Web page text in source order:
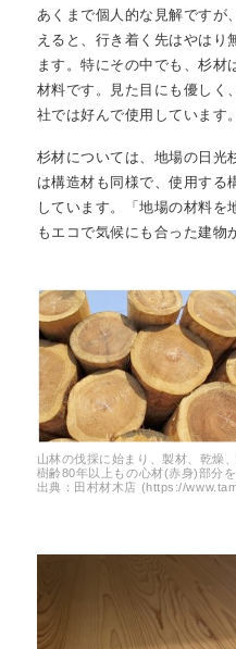
日々のこと
住まいづくりの流れ
よくある質問
私たちについて
あくまで個人的な見解ですが
えると、行き着く先はやはり
ます。特にその中でも、杉材
材料です。見た目にも優しく
社では好んで使用しています。
杉材については、地場の日光
は構造材も同様で、使用する
しています。「地場の材料を
もエコで気候にも合った建物
山林の伐採に始まり、製材、乾燥
樹齢80年以上もの心材(赤身)部分
出典：田村材木店 (https://